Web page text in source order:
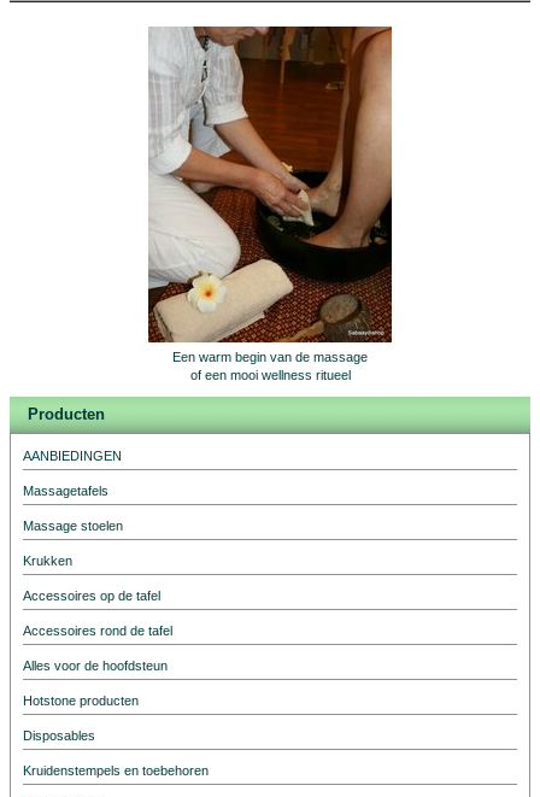
Een warm begin van de massage
of een mooi wellness ritueel
Producten
AANBIEDINGEN
Massagetafels
Massage stoelen
Krukken
Accessoires op de tafel
Accessoires rond de tafel
Alles voor de hoofdsteun
Hotstone producten
Disposables
Kruidenstempels en toebehoren